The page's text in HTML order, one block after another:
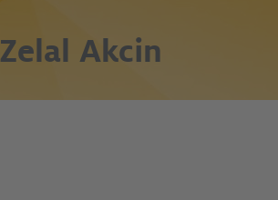
Zelal Akcin